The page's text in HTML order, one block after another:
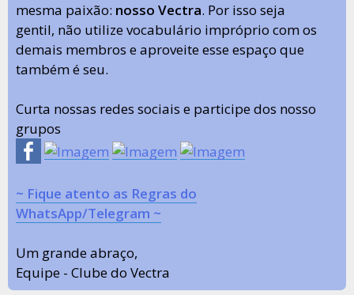
mesma paixão: nosso Vectra. Por isso seja
gentil, não utilize vocabulário impróprio com os
demais membros e aproveite esse espaço que
também é seu.
Curta nossas redes sociais e participe dos nosso
grupos
~ Fique atento as Regras do
WhatsApp/Telegram ~
Um grande abraço,
Equipe - Clube do Vectra